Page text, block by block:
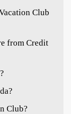
Club
from Credit
Club?